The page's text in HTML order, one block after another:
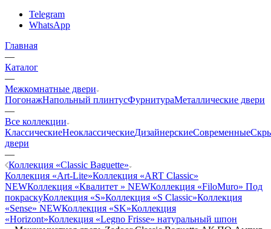
Telegram
WhatsApp
Главная
—
Каталог
—
Межкомнатные двери
ПогонажНапольный плинтусФурнитураМеталлические двери
—
Все коллекции
КлассическиеНеоклассическиеДизайнерскиеСовременные
двери
—
Коллекция «Classic Baguette»
Коллекция «Art-Lite»Коллекция «ART Classic»
NEWКоллекция «Квалитет » NEWКоллекция «FiloMuro» Под
покраскуКоллекция «S»Коллекция «S Classic»Коллекция
«Sense» NEWКоллекция «SK»Коллекция
«Horizont»Коллекция «Legno Frisse» натуральный шпон